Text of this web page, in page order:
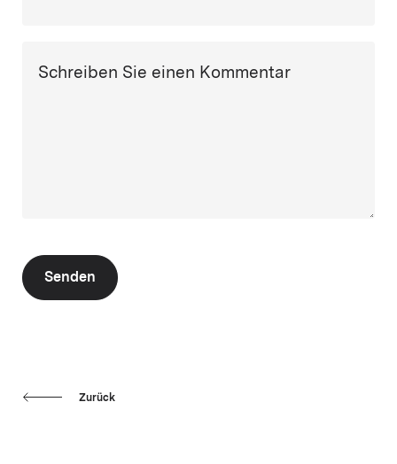
Schreiben Sie einen Kommentar
Senden
Zurück